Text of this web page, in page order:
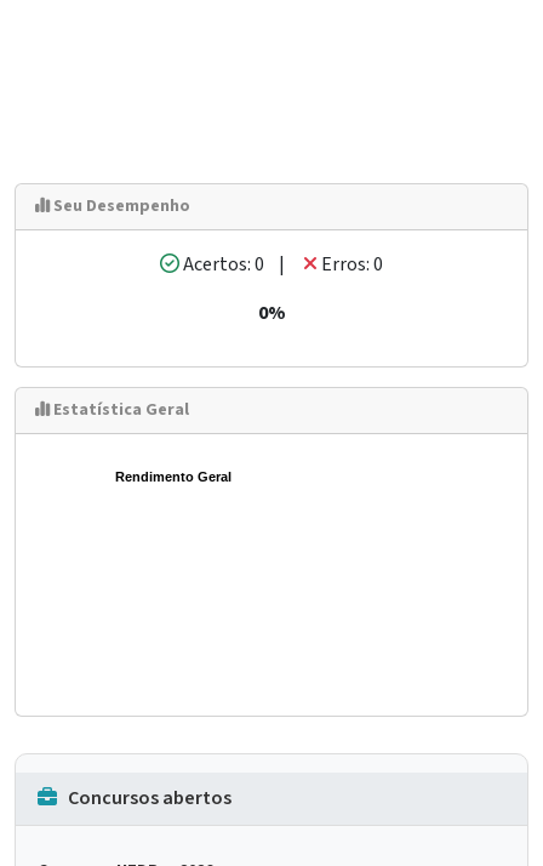
Seu Desempenho
Acertos: 0 |
Erros: 0
0%
Estatística Geral
Rendimento Geral
Concursos abertos